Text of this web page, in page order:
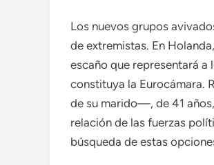
Los nuevos grupos
de extremistas. En
escaño que representará a
constituya la Eurocámara.
de su marido—, de 41
relación de las fuerzas
búsqueda de estas